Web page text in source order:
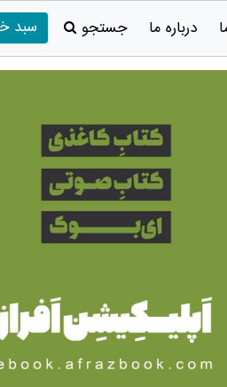
درباره ما جستجو سبد